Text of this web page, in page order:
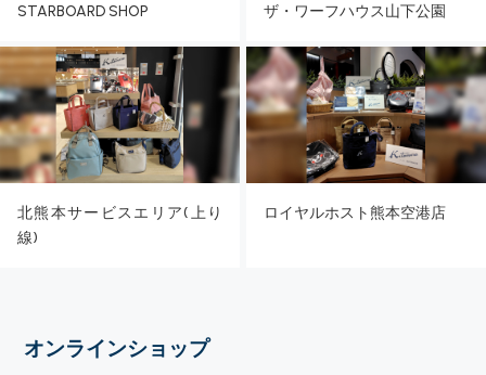
STARBOARD SHOP ザ・ワーフハウス山下公園
北熊本サービスエリア(上り
線)
ロイヤルホスト熊本空港店
オンラインショップ